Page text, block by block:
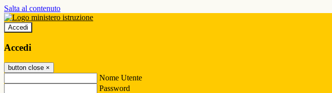
Salta al contenuto
Accedi
Accedi
button close ×
Nome Utente
Password